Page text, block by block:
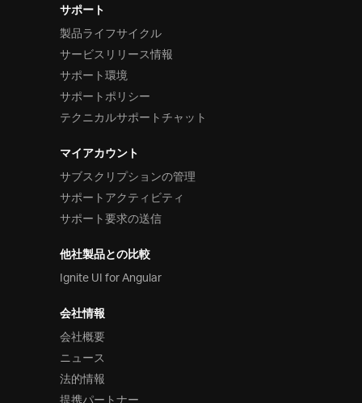
サポート
製品ライフサイクル
サービスリリース情報
サポート環境
サポートポリシー
テクニカルサポートチャット
マイアカウント
サブスクリプションの管理
サポートアクティビティ
サポート要求の送信
他社製品との比較
Ignite UI for Angular
会社情報
会社概要
ニュース
法的情報